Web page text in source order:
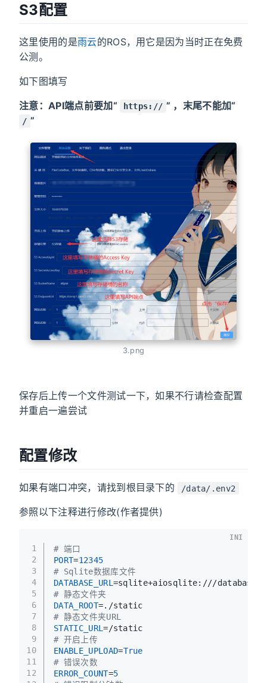
S3配置
这里使用的是雨云的ROS，用它是因为当时正在免费
公测。
如下图填写
注意：API端点前要加“ https:// ” ，末尾不能加“
/ ”
3.png
保存后上传一个文件测试一下，如果不行请检查配置
并重启一遍尝试
配置修改
如果有端口冲突，请找到根目录下的 /data/.env2
参照以下注释进行修改(作者提供)
1
2
3
4
5
6
7
8
9
10
11
12
# 端口
PORT=12345
# Sqlite数据库文件
DATABASE_URL =sqlite+aiosqlite:///
# 静态文件夹
DATA_ROOT=./static
# 静态文件夹URL
STATIC_URL=/static
# 开启上传
ENABLE_UPLOAD=True
# 错误次数
ERROR_COUNT=5
INI